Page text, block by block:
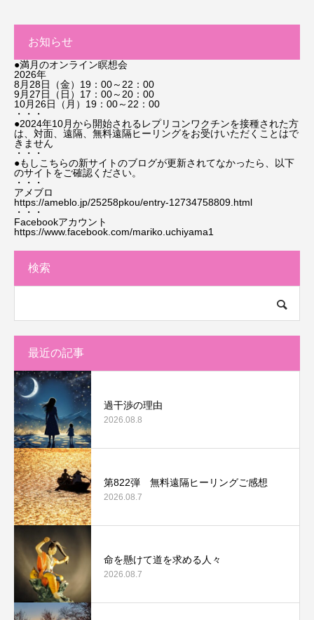
お知らせ
●満月のオンライン瞑想会
2026年
8月28日（金）19：00～22：00
9月27日（日）17：00～20：00
10月26日（月）19：00～22：00
・・・
●2024年10月から開始されるレプリコンワクチンを接種された方
は、対面、遠隔、無料遠隔ヒーリングをお受けいただくことはで
きません
・・・
●もしこちらの新サイトのブログが更新されてなかったら、以下
のサイトをご確認ください。
・・・
アメブロ
https://ameblo.jp/25258pkou/entry-12734758809.html
・・・
Facebookアカウント
https://www.facebook.com/mariko.uchiyama1
検索
最近の記事
過干渉の理由
2026.08.8
第822弾 無料遠隔ヒーリングご感想
2026.08.7
命を懸けて道を求める人々
2026.08.7